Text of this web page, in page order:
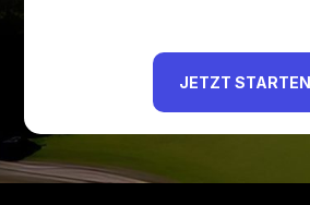
JETZT STARTEN